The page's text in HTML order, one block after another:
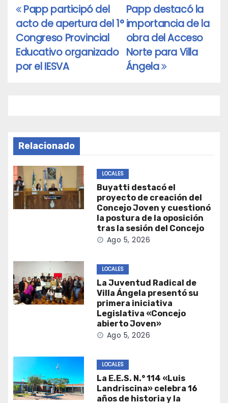
Navegación
de
entradas
Papp destacó la
importancia de la
obra del Acceso
Norte para Villa
Ángela
Papp participó del
acto de apertura del 1°
Congreso Provincial
Educativo organizado
por el IESVA
Relacionado
LOCALES
Buyatti destacó el
proyecto de creación del
Concejo Joven y cuestionó
la postura de la oposición
tras la sesión del Concejo
Ago 5, 2026
LOCALES
La Juventud Radical de
Villa Ángela presentó su
primera iniciativa
Legislativa «Concejo
abierto Joven»
Ago 5, 2026
LOCALES
La E.E.S. N.° 114 «Luis
Landriscina» celebra 16
años de historia y la